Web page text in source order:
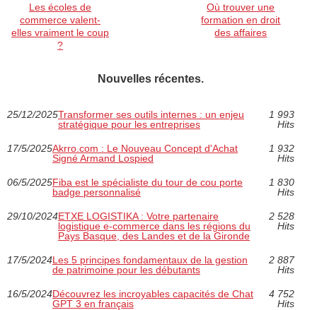
Les écoles de
commerce valent-
elles vraiment le coup
?
Où trouver une
formation en droit
des affaires
Nouvelles récentes.
25/12/2025Transformer ses outils internes : un enjeu
stratégique pour les entreprises
1 993
Hits
17/5/2025Akrro.com : Le Nouveau Concept d'Achat
Signé Armand Lospied
1 932
Hits
06/5/2025Fiba est le spécialiste du tour de cou porte
badge personnalisé
1 830
Hits
29/10/2024ETXE LOGISTIKA : Votre partenaire
logistique e-commerce dans les régions du
Pays Basque, des Landes et de la Gironde
2 528
Hits
17/5/2024Les 5 principes fondamentaux de la gestion
de patrimoine pour les débutants
2 887
Hits
16/5/2024Découvrez les incroyables capacités de Chat
GPT 3 en français
4 752
Hits